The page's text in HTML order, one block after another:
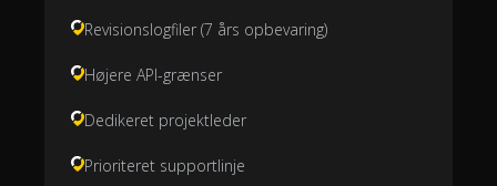
Revisionslogfiler (7 års opbevaring)
Højere API-grænser
Dedikeret projektleder
Prioriteret supportlinje